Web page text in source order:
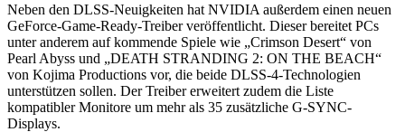
Neben den DLSS-Neuigkeiten hat NVIDIA außerdem einen neuen
GeForce-Game-Ready-Treiber veröffentlicht. Dieser bereitet PCs
unter anderem auf kommende Spiele wie „Crimson Desert“ von
Pearl Abyss und „DEATH STRANDING 2: ON THE BEACH“
von Kojima Productions vor, die beide DLSS-4-Technologien
unterstützen sollen. Der Treiber erweitert zudem die Liste
kompatibler Monitore um mehr als 35 zusätzliche G-SYNC-
Displays.